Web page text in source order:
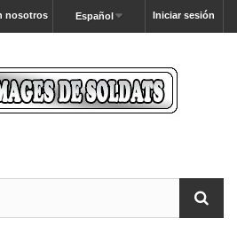
Iniciar sesión
Español
nosotros